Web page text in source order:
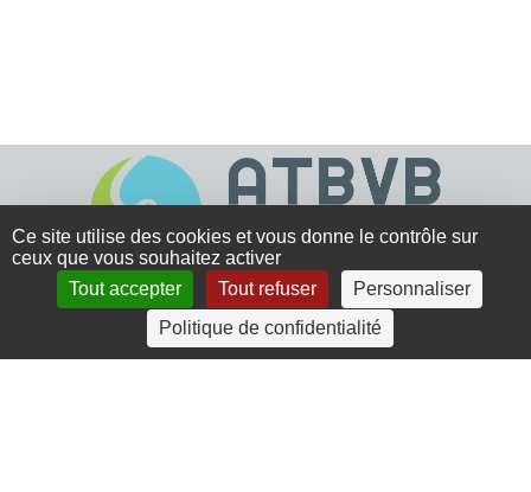
4 rue Crec’h-Ugen
22810 Belle Isle en Terre
Ce site utilise des cookies et vous donne le contrôle sur
ceux que vous souhaitez activer
Tout accepter
Tout refuser
Personnaliser
Politique de confidentialité